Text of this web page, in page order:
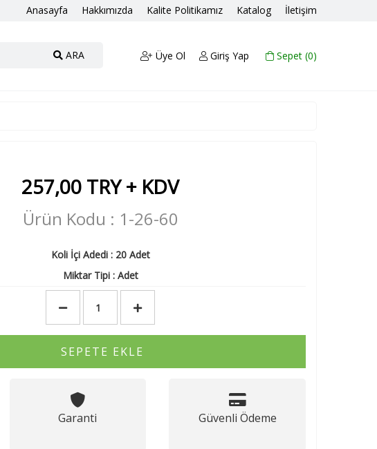
Anasayfa Hakkımızda Kalite Politikamız Katalog İletişim
ARA Üye Ol Giriş Yap Sepet (0)
257,00 TRY + KDV
Ürün Kodu : 1-26-60
Koli İçi Adedi : 20 Adet
Miktar Tipi : Adet
SEPETE EKLE
Garanti Güvenli Ödeme